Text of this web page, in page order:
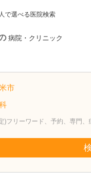
人で選べる医院検索
病院・クリニック
市
)フリーワード、予約、専門